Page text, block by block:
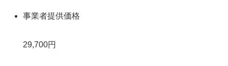
事業者提供価格
29,700円